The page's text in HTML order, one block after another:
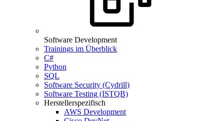
Software Development
Trainings im Überblick
C#
Python
SQL
Software Security (Cydrill)
Software Testing (ISTQB)
Herstellerspezifisch
AWS Development